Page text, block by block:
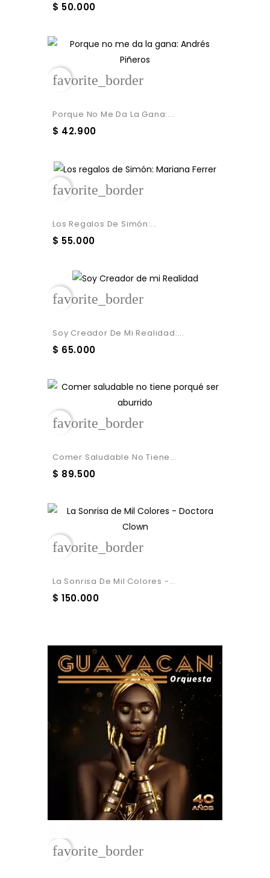
$ 50.000
favorite_border
Porque No Me Da La Gana:...
$ 42.900
favorite_border
Los Regalos De Simón:...
$ 55.000
favorite_border
Soy Creador De Mi Realidad:...
$ 65.000
favorite_border
Comer Saludable No Tiene...
$ 89.500
favorite_border
La Sonrisa De Mil Colores -...
$ 150.000
favorite_border